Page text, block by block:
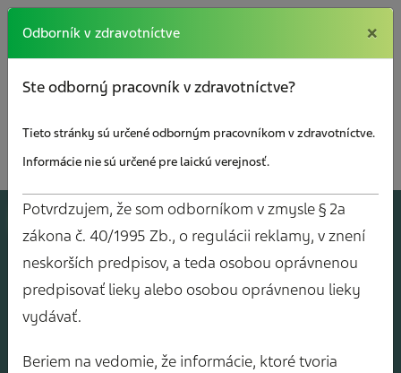
×
AJOV Y
Odborník v zdravotníctve ×
Ste odborný pracovník v zdravotníctve?
Tieto stránky sú určené odborným pracovníkom v zdravotníctve.
Informácie nie sú určené pre laickú verejnosť.
Potvrdzujem, že som odborníkom v zmysle § 2a
zákona č. 40/1995 Zb., o regulácii reklamy, v znení
neskorších predpisov, a teda osobou oprávnenou
predpisovať lieky alebo osobou oprávnenou lieky
vydávať.
Beriem na vedomie, že informácie, ktoré tvoria